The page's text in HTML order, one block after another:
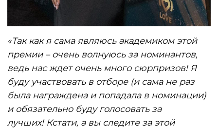
«Так как я сама являюсь академиком этой
премии – очень волнуюсь за номинантов,
ведь нас ждет очень много сюрпризов! Я
буду участвовать в отборе (и сама не раз
была награждена и попадала в номинации)
и обязательно буду голосовать за
лучших! Кстати, а вы следите за этой